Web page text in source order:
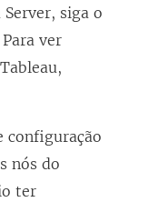
siga o
ver
configuração
nós do
ter